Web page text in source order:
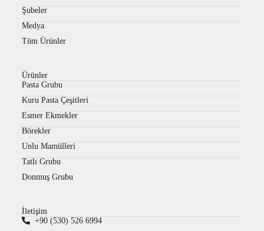
Şubeler
Medya
Tüm Ürünler
Ürünler
Pasta Grubu
Kuru Pasta Çeşitleri
Esmer Ekmekler
Börekler
Unlu Mamülleri
Tatlı Grubu
Donmuş Grubu
İletişim
+90 (530) 526 6994